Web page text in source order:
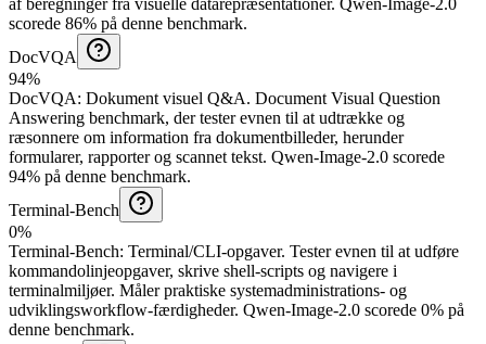
scorede 86% på denne benchmark.
DocVQA
94%
DocVQA: Dokument visuel Q&A. Document Visual Question
Answering benchmark, der tester evnen til at udtrække og
ræsonnere om information fra dokumentbilleder, herunder
formularer, rapporter og scannet tekst. Qwen-Image-2.0 scorede
94% på denne benchmark.
Terminal-Bench
0%
Terminal-Bench: Terminal/CLI-opgaver. Tester evnen til at udføre
kommandolinjeopgaver, skrive shell-scripts og navigere i
terminalmiljøer. Måler praktiske systemadministrations- og
udviklingsworkflow-færdigheder. Qwen-Image-2.0 scorede 0% på
denne benchmark.